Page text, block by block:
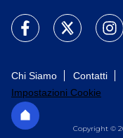
Chi Siamo Contatti
Impostazioni Cookie
Copyright ©